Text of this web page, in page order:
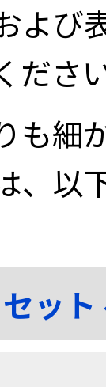
よび
ださ
も細
、以
ッ